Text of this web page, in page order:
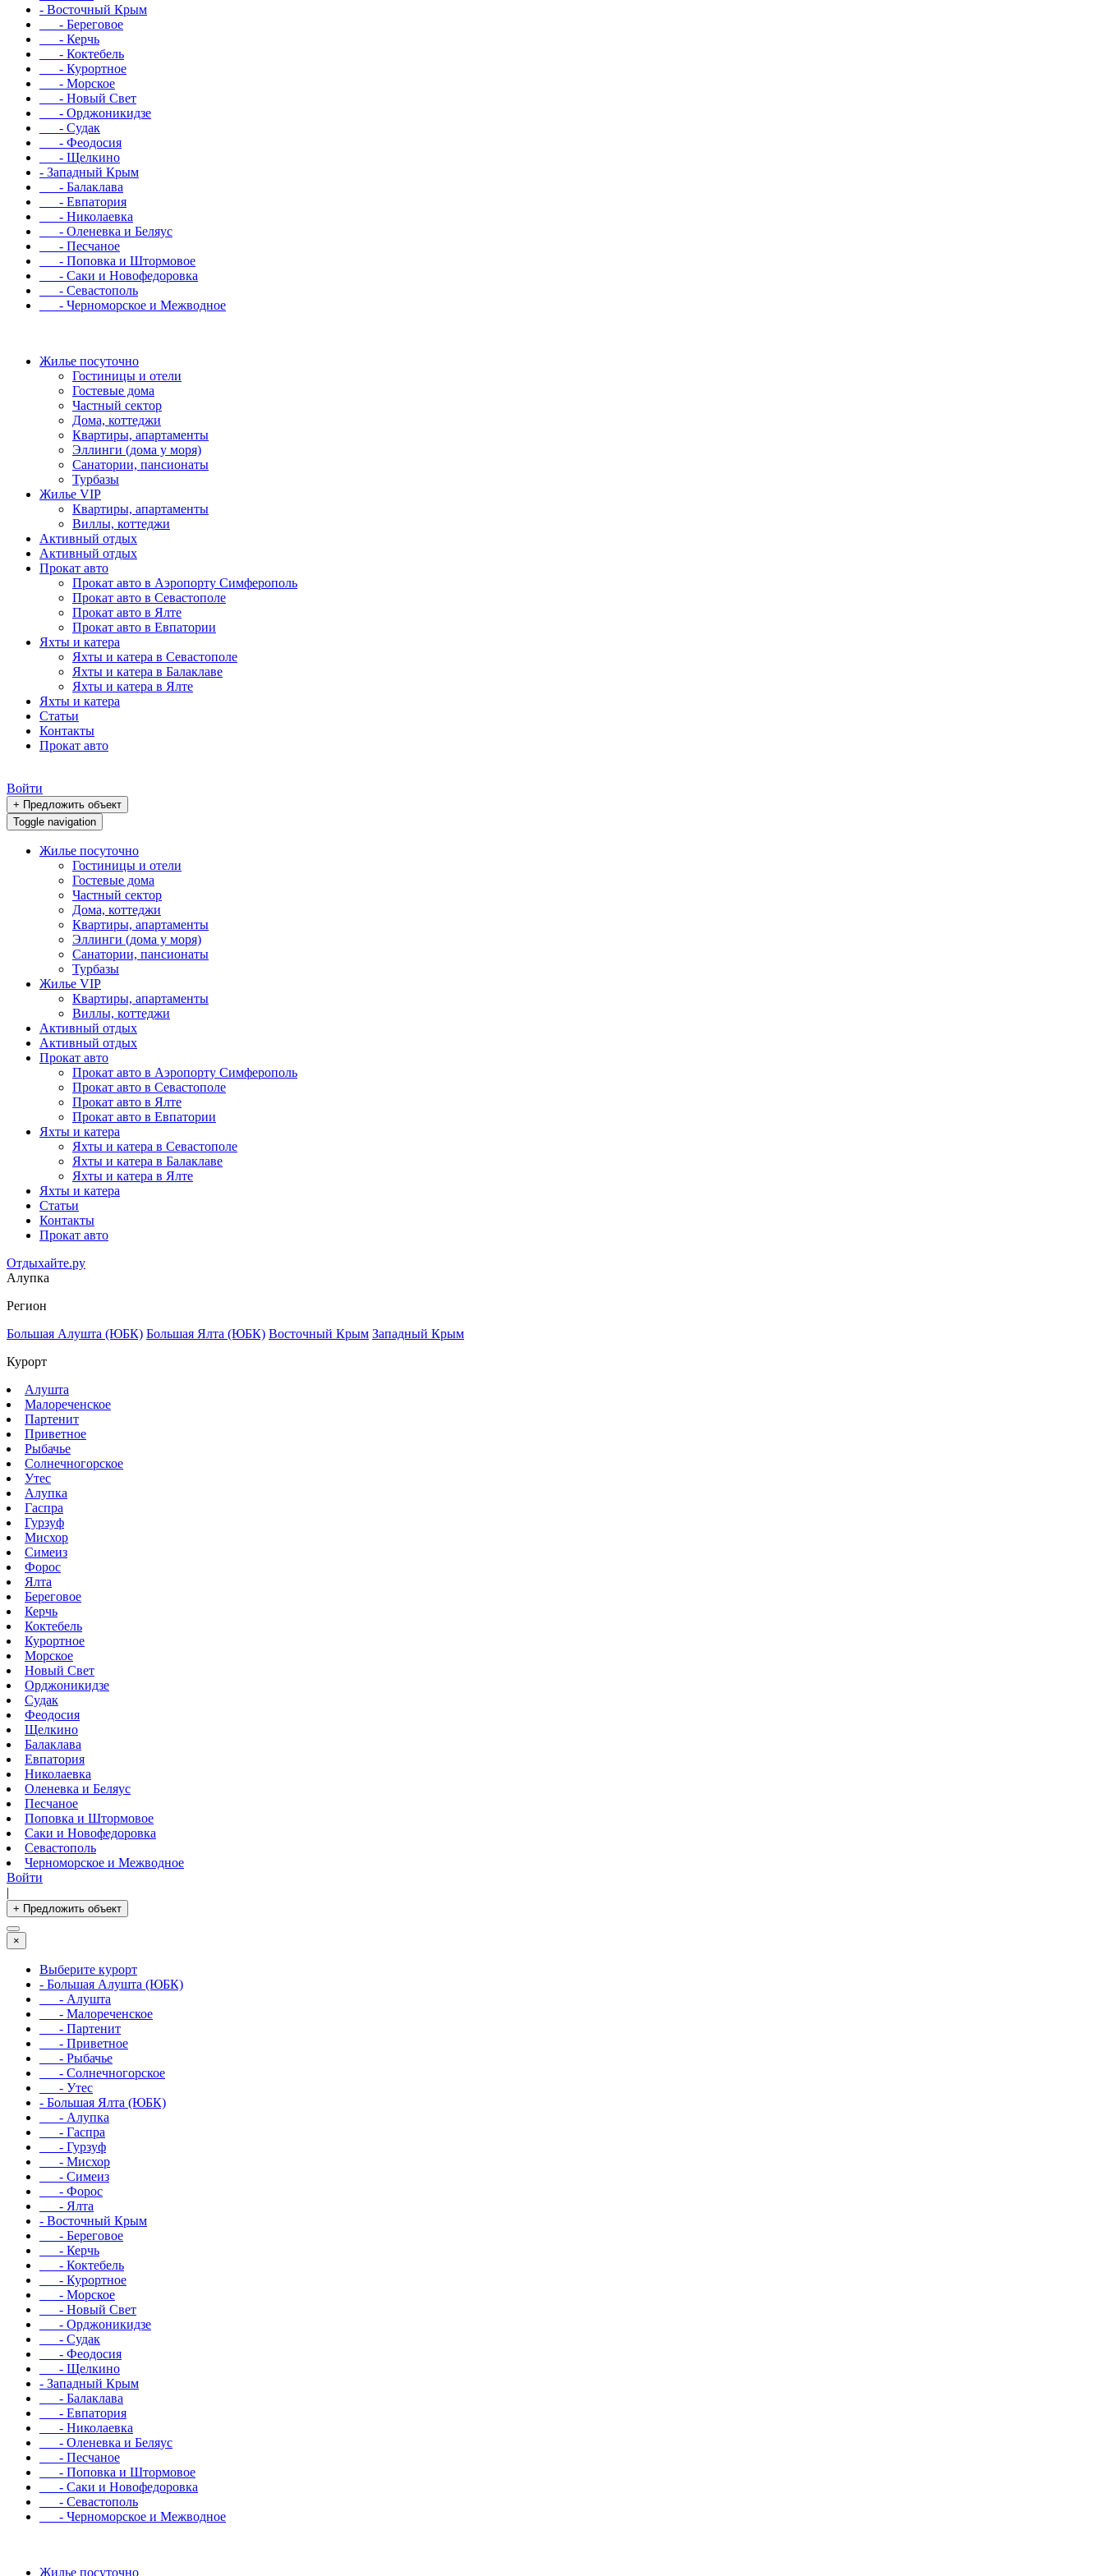
- Восточный Крым
- Береговое
- Керчь
- Коктебель
- Курортное
- Морское
- Новый Свет
- Орджоникидзе
- Судак
- Феодосия
- Щелкино
- Западный Крым
- Балаклава
- Евпатория
- Николаевка
- Оленевка и Беляус
- Песчаное
- Поповка и Штормовое
- Саки и Новофедоровка
- Севастополь
- Черноморское и Межводное
Жилье посуточно
Гостиницы и отели
Гостевые дома
Частный сектор
Дома, коттеджи
Квартиры, апартаменты
Эллинги (дома у моря)
Санатории, пансионаты
Турбазы
Жилье VIP
Квартиры, апартаменты
Виллы, коттеджи
Активный отдых
Активный отдых
Прокат авто
Прокат авто в Аэропорту Симферополь
Прокат авто в Севастополе
Прокат авто в Ялте
Прокат авто в Евпатории
Яхты и катера
Яхты и катера в Севастополе
Яхты и катера в Балаклаве
Яхты и катера в Ялте
Яхты и катера
Статьи
Контакты
Прокат авто
Войти
+ Предложить объект
Toggle navigation
Жилье посуточно
Гостиницы и отели
Гостевые дома
Частный сектор
Дома, коттеджи
Квартиры, апартаменты
Эллинги (дома у моря)
Санатории, пансионаты
Турбазы
Жилье VIP
Квартиры, апартаменты
Виллы, коттеджи
Активный отдых
Активный отдых
Прокат авто
Прокат авто в Аэропорту Симферополь
Прокат авто в Севастополе
Прокат авто в Ялте
Прокат авто в Евпатории
Яхты и катера
Яхты и катера в Севастополе
Яхты и катера в Балаклаве
Яхты и катера в Ялте
Яхты и катера
Статьи
Контакты
Прокат авто
Отдыхайте.ру
Алупка
Регион
Большая Алушта (ЮБК) Большая Ялта (ЮБК) Восточный Крым Западный Крым
Курорт
Алушта
Малореченское
Партенит
Приветное
Рыбачье
Солнечногорское
Утес
Алупка
Гаспра
Гурзуф
Мисхор
Симеиз
Форос
Ялта
Береговое
Керчь
Коктебель
Курортное
Морское
Новый Свет
Орджоникидзе
Судак
Феодосия
Щелкино
Балаклава
Евпатория
Николаевка
Оленевка и Беляус
Песчаное
Поповка и Штормовое
Саки и Новофедоровка
Севастополь
Черноморское и Межводное
Войти
|
+ Предложить объект
×
Выберите курорт
- Большая Алушта (ЮБК)
- Алушта
- Малореченское
- Партенит
- Приветное
- Рыбачье
- Солнечногорское
- Утес
- Большая Ялта (ЮБК)
- Алупка
- Гаспра
- Гурзуф
- Мисхор
- Симеиз
- Форос
- Ялта
- Восточный Крым
- Береговое
- Керчь
- Коктебель
- Курортное
- Морское
- Новый Свет
- Орджоникидзе
- Судак
- Феодосия
- Щелкино
- Западный Крым
- Балаклава
- Евпатория
- Николаевка
- Оленевка и Беляус
- Песчаное
- Поповка и Штормовое
- Саки и Новофедоровка
- Севастополь
- Черноморское и Межводное
Жилье посуточно